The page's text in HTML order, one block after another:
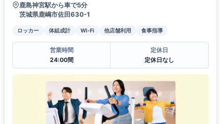
鹿島神宮駅から車で5分
茨城県鹿嶋市佐田630-1
ロッカー 体組成計 Wi-Fi 他店舗利用 食事指導
営業時間
24:00間
定休日
定休日なし